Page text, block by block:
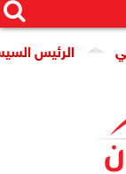
الرئيس السيسي